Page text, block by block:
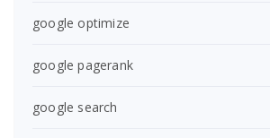
google optimize
google pagerank
google search